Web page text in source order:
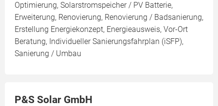
Optimierung, Solarstromspeicher / PV Batterie,
Erweiterung, Renovierung, Renovierung / Badsanierung,
Erstellung Energiekonzept, Energieausweis, Vor-Ort
Beratung, Individueller Sanierungsfahrplan (iSFP),
Sanierung / Umbau
P&S Solar GmbH